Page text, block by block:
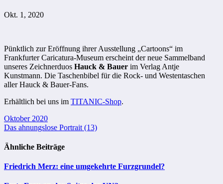
Okt. 1, 2020
Pünktlich zur Eröffnung ihrer Ausstellung „Cartoons“ im
Frankfurter Caricatura-Museum erscheint der neue Sammelband
unseres Zeichnerduos Hauck & Bauer im Verlag Antje
Kunstmann. Die Taschenbibel für die Rock- und Westentaschen
aller Hauck & Bauer-Fans.
Erhältlich bei uns im TITANIC-Shop.
Beitragsnavigation
Oktober 2020
Das ahnungslose Portrait (13)
Ähnliche Beiträge
Friedrich Merz: eine umgekehrte Furzgrundel?